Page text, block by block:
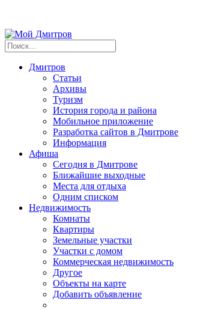
Дмитров
Статьи
Архивы
Туризм
История города и района
Мобильное приложение
Разработка сайтов в Дмитрове
Информация
Афиша
Сегодня в Дмитрове
Ближайшие выходные
Места для отдыха
Одним списком
Недвижимость
Комнаты
Квартиры
Земельные участки
Участки с домом
Коммерческая недвижимость
Другое
Объекты на карте
Добавить объявление